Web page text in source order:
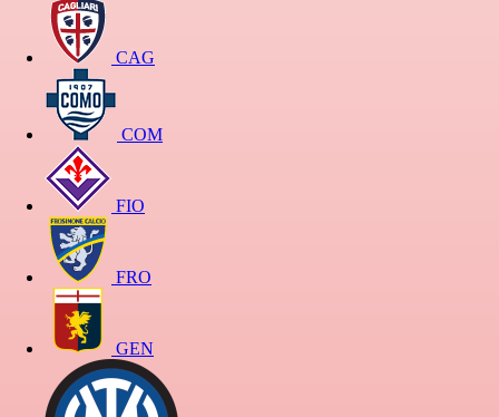
CAG
COM
FIO
FRO
GEN